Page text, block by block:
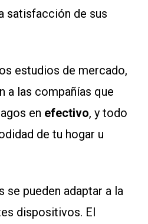
satisfacción de sus
estudios de mercado,
a las compañías que
en efectivo, y todo
de tu hogar u
se pueden adaptar a la
dispositivos. El